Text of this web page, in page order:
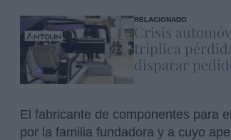
RELACIONADO
Crisis
triplica
disparar
El fabricante de componentes para
por la familia fundadora y a cuyo